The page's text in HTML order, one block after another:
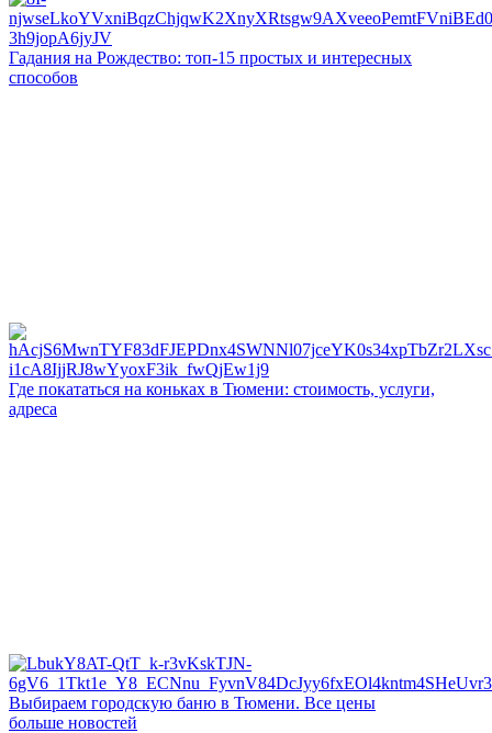
Гадания на Рождество: топ-15 простых и интересных
способов
Где покататься на коньках в Тюмени: стоимость, услуги,
адреса
Выбираем городскую баню в Тюмени. Все цены
больше новостей